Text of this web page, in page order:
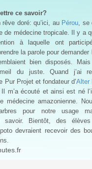
ce savoir?
rêve doré: qu’ici, au Pérou, se
de médecine tropicale. Il y a
à laquelle ont
la parole pour demander
bien disposés.
du juste. Quand j’ai
Pur Projet et fondateur d’Alter
m’a écouté et ainsi est né
médecine amazonienne.
pour notre usage
savoir. Bientôt, des
devraient recevoir des